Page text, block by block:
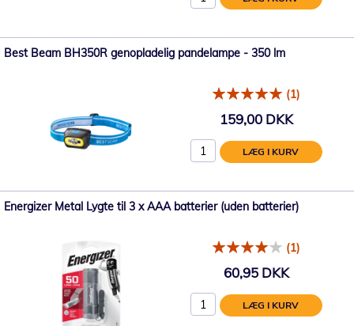
Best Beam BH350R genopladelig pandelampe - 350 lm
(1)
159,00 DKK
LÆG I KURV
Energizer Metal Lygte til 3 x AAA batterier (uden batterier)
(1)
60,95 DKK
LÆG I KURV